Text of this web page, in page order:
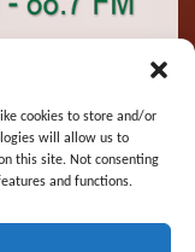
cookies to store and/or
will allow us to
this site. Not consenting
and functions.